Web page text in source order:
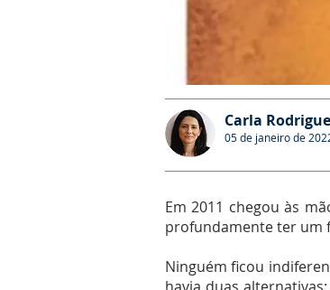
Carla
05 de janeiro de
Em 2011 chegou às
profundamente ter um
Ninguém ficou